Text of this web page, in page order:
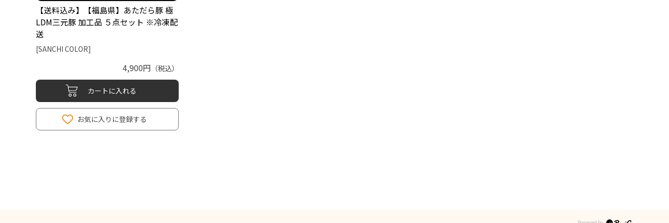
【送料込み】【福島県】あただら豚 極
LDM三元豚 加工品 ５点セット ※冷凍配
送
[SANCHI COLOR]
4,900円 （税込）
カートに入れる
お気に入りに登録する